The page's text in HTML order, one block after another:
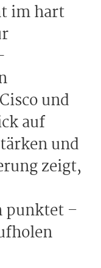
im hart
und
auf
und
zeigt,
punktet –